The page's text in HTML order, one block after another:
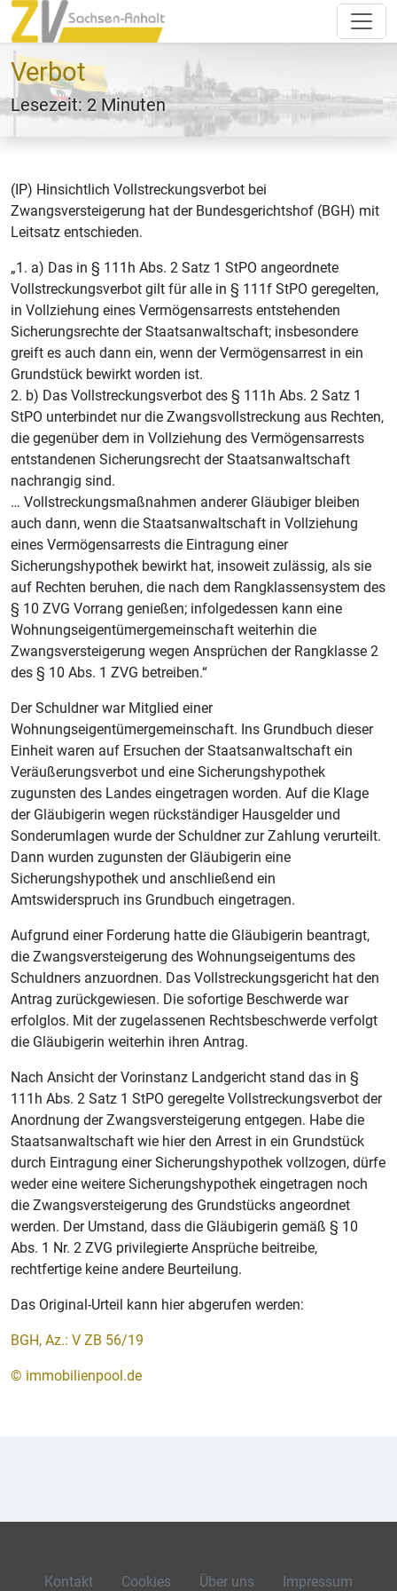
Verbot
Lesezeit: 2 Minuten
(IP) Hinsichtlich Vollstreckungsverbot bei
Zwangsversteigerung hat der Bundesgerichtshof (BGH) mit
Leitsatz entschieden.
„1. a) Das in § 111h Abs. 2 Satz 1 StPO angeordnete
Vollstreckungsverbot gilt für alle in § 111f StPO geregelten,
in Vollziehung eines Vermögensarrests entstehenden
Sicherungsrechte der Staatsanwaltschaft; insbesondere
greift es auch dann ein, wenn der Vermögensarrest in ein
Grundstück bewirkt worden ist.
2. b) Das Vollstreckungsverbot des § 111h Abs. 2 Satz 1
StPO unterbindet nur die Zwangsvollstreckung aus Rechten,
die gegenüber dem in Vollziehung des Vermögensarrests
entstandenen Sicherungsrecht der Staatsanwaltschaft
nachrangig sind.
… Vollstreckungsmaßnahmen anderer Gläubiger bleiben
auch dann, wenn die Staatsanwaltschaft in Vollziehung
eines Vermögensarrests die Eintragung einer
Sicherungshypothek bewirkt hat, insoweit zulässig, als sie
auf Rechten beruhen, die nach dem Rangklassensystem des
§ 10 ZVG Vorrang genießen; infolgedessen kann eine
Wohnungseigentümergemeinschaft weiterhin die
Zwangsversteigerung wegen Ansprüchen der Rangklasse 2
des § 10 Abs. 1 ZVG betreiben.“
Der Schuldner war Mitglied einer
Wohnungseigentümergemeinschaft. Ins Grundbuch dieser
Einheit waren auf Ersuchen der Staatsanwaltschaft ein
Veräußerungsverbot und eine Sicherungshypothek
zugunsten des Landes eingetragen worden. Auf die Klage
der Gläubigerin wegen rückständiger Hausgelder und
Sonderumlagen wurde der Schuldner zur Zahlung verurteilt.
Dann wurden zugunsten der Gläubigerin eine
Sicherungshypothek und anschließend ein
Amtswiderspruch ins Grundbuch eingetragen.
Aufgrund einer Forderung hatte die Gläubigerin beantragt,
die Zwangsversteigerung des Wohnungseigentums des
Schuldners anzuordnen. Das Vollstreckungsgericht hat den
Antrag zurückgewiesen. Die sofortige Beschwerde war
erfolglos. Mit der zugelassenen Rechtsbeschwerde verfolgt
die Gläubigerin weiterhin ihren Antrag.
Nach Ansicht der Vorinstanz Landgericht stand das in §
111h Abs. 2 Satz 1 StPO geregelte Vollstreckungsverbot der
Anordnung der Zwangsversteigerung entgegen. Habe die
Staatsanwaltschaft wie hier den Arrest in ein Grundstück
durch Eintragung einer Sicherungshypothek vollzogen, dürfe
weder eine weitere Sicherungshypothek eingetragen noch
die Zwangsversteigerung des Grundstücks angeordnet
werden. Der Umstand, dass die Gläubigerin gemäß § 10
Abs. 1 Nr. 2 ZVG privilegierte Ansprüche beitreibe,
rechtfertige keine andere Beurteilung.
Das Original-Urteil kann hier abgerufen werden:
BGH, Az.: V ZB 56/19
© immobilienpool.de
Kontakt Cookies Über uns Impressum